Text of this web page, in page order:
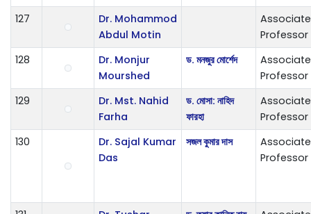
127
Dr. Mohammod
Abdul Motin
Associate
Professor
128
Dr. Monjur
Mourshed
ড. মনজুর মোর্শেদ
Associate
Professor
129
Dr. Mst. Nahid
Farha
ড. মোসা: নাহিদ
ফারহা
Associate
Professor
130
Dr. Sajal Kumar
Das
সজল কুমার দাস
Associate
Professor